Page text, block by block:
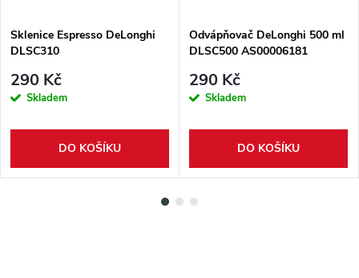
Sklenice Espresso DeLonghi
DLSC310
290 Kč
Skladem
DO KOŠÍKU
Odvápňovač DeLonghi 500 ml
DLSC500 AS00006181
290 Kč
Skladem
DO KOŠÍKU